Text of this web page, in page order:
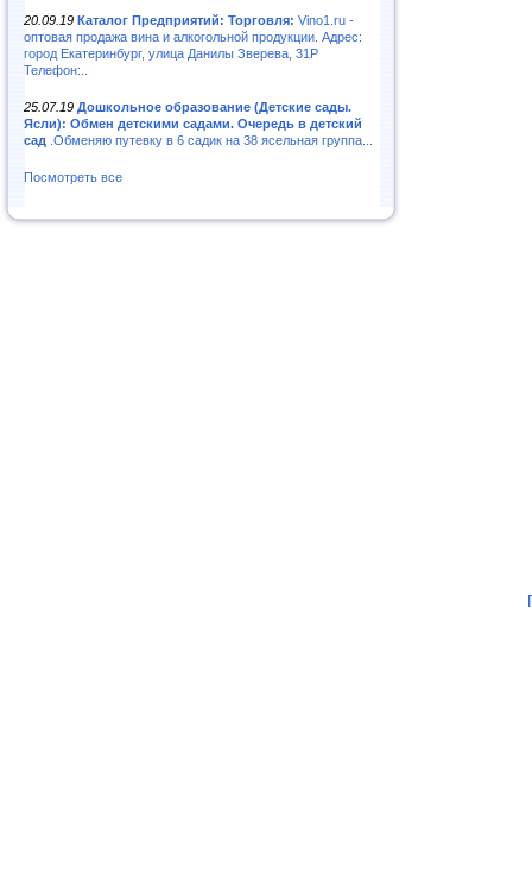
20.09.19 Каталог Предприятий: Торговля: Vino1.ru -
оптовая продажа вина и алкогольной продукции. Адрес:
город Екатеринбург, улица Данилы Зверева, 31Р
Телефон:..
25.07.19 Дошкольное образование (Детские сады.
Ясли): Обмен детскими садами. Очередь в детский
сад .Обменяю путевку в 6 садик на 38 ясельная группа...
Посмотреть все